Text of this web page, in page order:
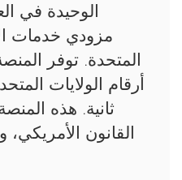
الوحيدة في
مزودي خدمات
المتحدة. توفر
ثانية. هذه
القانون